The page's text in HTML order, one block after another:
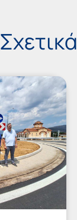
Σχετικά